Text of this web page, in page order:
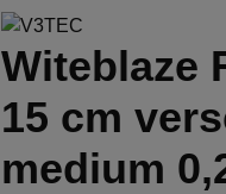
Witeblaze
15 cm
medium